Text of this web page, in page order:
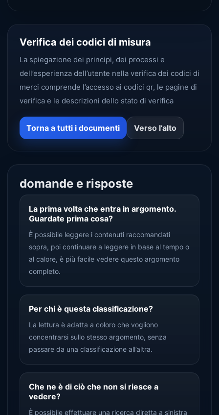
Verifica dei codici di misura
La spiegazione dei principi, dei processi e
dell’esperienza dell’utente nella verifica dei codici di
merci comprende l’accesso ai codici qr, le pagine di
verifica e le descrizioni dello stato di verifica
Torna a tutti i documenti Verso l’alto
domande e risposte
La prima volta che entra in argomento.
Guardate prima cosa?
È possibile leggere i contenuti raccomandati
sopra, poi continuare a leggere in base al tempo o
al calore, è più facile vedere questo argomento
completo.
Per chi è questa classificazione?
La lettura è adatta a coloro che vogliono
concentrarsi sullo stesso argomento, senza
passare da una classificazione all’altra.
Che ne è di ciò che non si riesce a
vedere?
È possibile effettuare una ricerca diretta a sinistra